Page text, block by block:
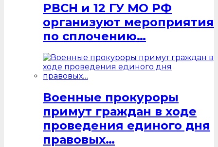
РВСН и 12 ГУ МО РФ
организуют мероприятия
по сплочению…
Военные прокуроры
примут граждан в ходе
проведения единого дня
правовых…